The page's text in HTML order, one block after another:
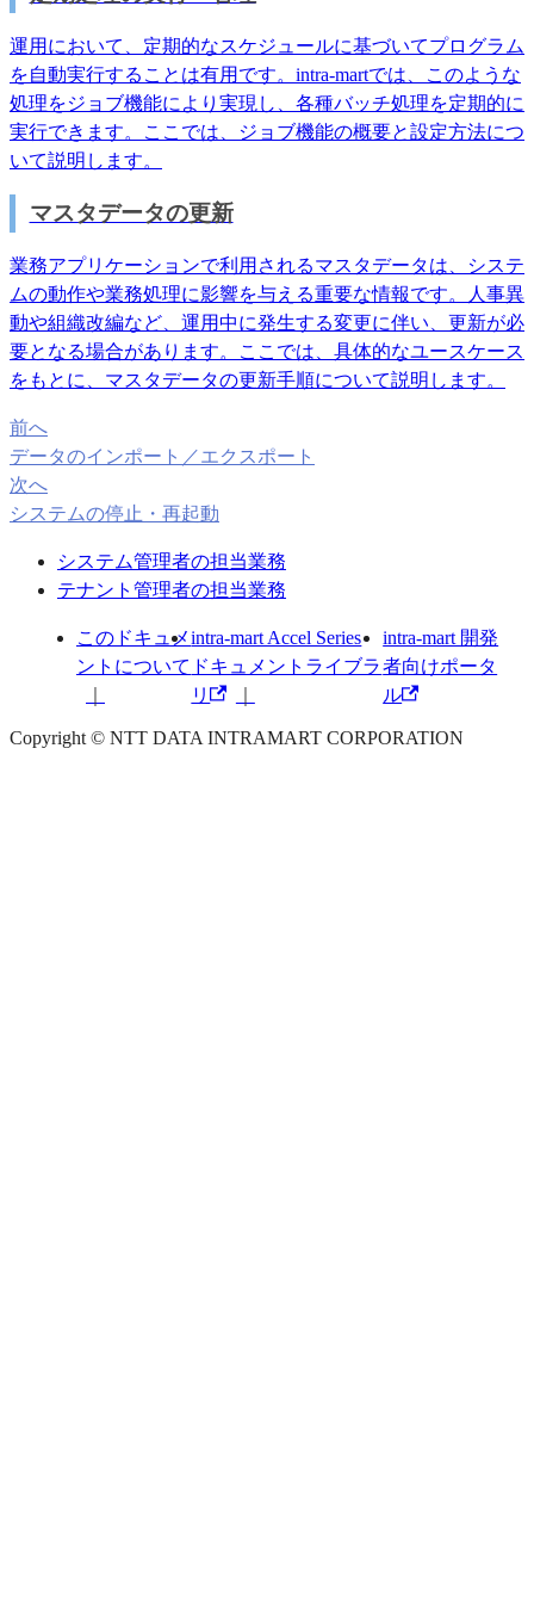
運用において、定期的なスケジュールに基づいてプログラム
を自動実行することは有用です。intra-martでは、このような
処理をジョブ機能により実現し、各種バッチ処理を定期的に
実行できます。ここでは、ジョブ機能の概要と設定方法につ
いて説明します。
マスタデータの更新
業務アプリケーションで利用されるマスタデータは、システ
ムの動作や業務処理に影響を与える重要な情報です。人事異
動や組織改編など、運用中に発生する変更に伴い、更新が必
要となる場合があります。ここでは、具体的なユースケース
をもとに、マスタデータの更新手順について説明します。
前へ
データのインポート／エクスポート
次へ
システムの停止・再起動
システム管理者の担当業務
テナント管理者の担当業務
このドキュメ
ントについて
intra-mart Accel Series
ドキュメントライブラ
リ
intra-mart 開発
者向けポータ
ル
Copyright © NTT DATA INTRAMART CORPORATION